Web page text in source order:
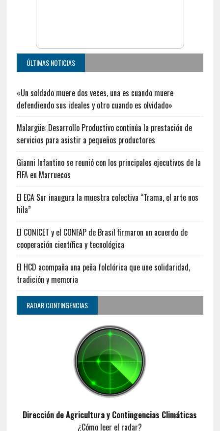
ÚLTIMAS NOTICIAS
«Un soldado muere dos veces, una es cuando muere
defendiendo sus ideales y otro cuando es olvidado»
Malargüe: Desarrollo Productivo continúa la prestación de
servicios para asistir a pequeños productores
Gianni Infantino se reunió con los principales ejecutivos de la
FIFA en Marruecos
El ECA Sur inaugura la muestra colectiva “Trama, el arte nos
hila”
El CONICET y el CONFAP de Brasil firmaron un acuerdo de
cooperación científica y tecnológica
El HCD acompaña una peña folclórica que une solidaridad,
tradición y memoria
RADAR CONTINGENCIAS
Dirección de Agricultura y Contingencias Climáticas
¿Cómo leer el radar?